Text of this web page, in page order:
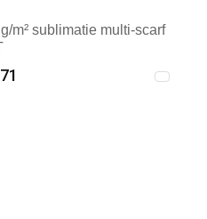
m² sublimatie multi-scarf